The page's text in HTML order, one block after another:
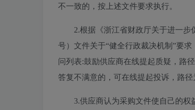
不一致的，按上述文件要求执行。
2.根据《浙江省财政厅关于进一步
号）文件关于“健全行政裁决机制”要
问列表:鼓励供应商在线提起质疑，路
答复不满意的，可在线提起投诉，路
3.供应商认为采购文件使自己的